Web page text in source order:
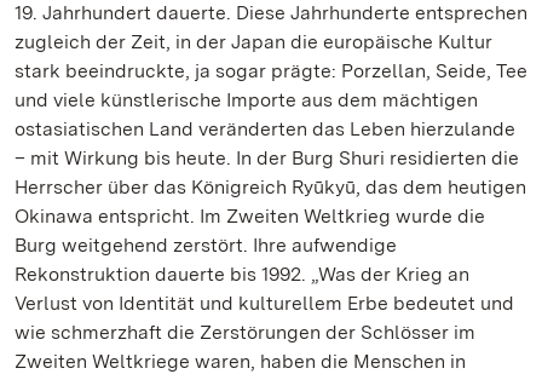
19. Jahrhundert dauerte. Diese Jahrhunderte entsprechen
zugleich der Zeit, in der Japan die europäische Kultur
stark beeindruckte, ja sogar prägte: Porzellan, Seide, Tee
und viele künstlerische Importe aus dem mächtigen
ostasiatischen Land veränderten das Leben hierzulande
– mit Wirkung bis heute. In der Burg Shuri residierten die
Herrscher über das Königreich Ryūkyū, das dem heutigen
Okinawa entspricht. Im Zweiten Weltkrieg wurde die
Burg weitgehend zerstört. Ihre aufwendige
Rekonstruktion dauerte bis 1992. „Was der Krieg an
Verlust von Identität und kulturellem Erbe bedeutet und
wie schmerzhaft die Zerstörungen der Schlösser im
Zweiten Weltkriege waren, haben die Menschen in